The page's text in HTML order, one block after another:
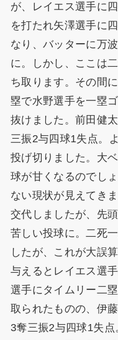
が、レイエス選手に
を打たれ矢澤選手に
なり、バッターに万
に。しかし、ここは
ち取ります。その間
塁で水野選手を一塁
抜けました。前田健
三振2与四球1失点。
投げ切りました。大
球が甘くなるのでし
ない現状が見えてき
交代しましたが、先
苦しい投球に。二死
したが、これが大誤
与えるとレイエス選
選手にタイムリー二
取られたものの、伊
3奪三振2与四球1失